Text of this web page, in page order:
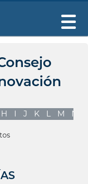
H I J K L M N